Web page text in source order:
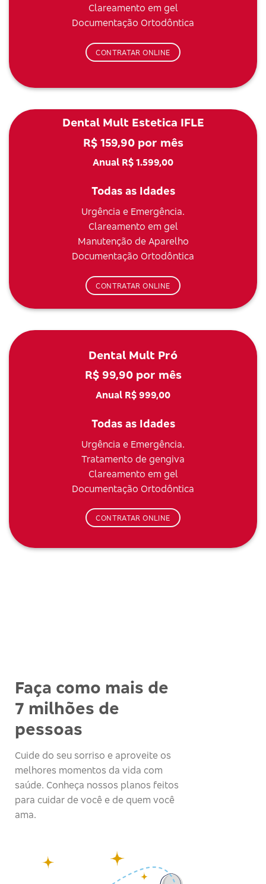
Clareamento em gel
Documentação Ortodôntica
CONTRATAR ONLINE
Dental Mult Estetica IFLE
R$ 159,90 por mês
Anual R$ 1.599,00
Todas as Idades
Urgência e Emergência.
Clareamento em gel
Manutenção de Aparelho
Documentação Ortodôntica
CONTRATAR ONLINE
Dental Mult Pró
R$ 99,90 por mês
Anual R$ 999,00
Todas as Idades
Urgência e Emergência.
Tratamento de gengiva
Clareamento em gel
Documentação Ortodôntica
CONTRATAR ONLINE
Faça como mais de
7 milhões de
pessoas
Cuide do seu sorriso e aproveite os
melhores momentos da vida com
saúde. Conheça nossos planos feitos
para cuidar de você e de quem você
ama.